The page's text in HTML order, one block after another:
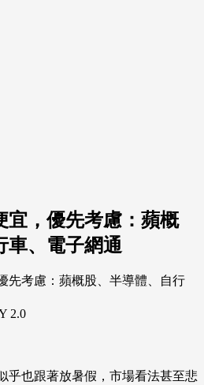
宜，優先考慮：蘋概
車、電子網通
2.0
乎也跟著放暑假，市場看法甚至悲